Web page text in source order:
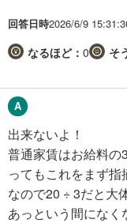
回答日時2026/6/9
なるほど： 0 そ
出来ないよ！
普通家賃はお給料
ってもこれをまず指
なので20 ÷ 3だと大
あっという間になく